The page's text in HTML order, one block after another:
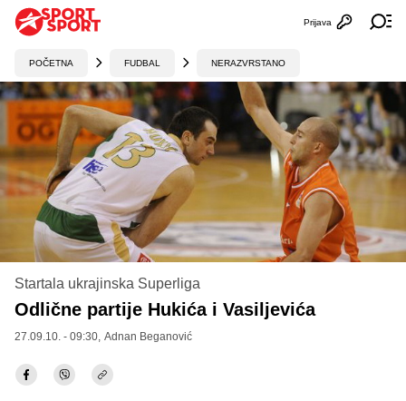
Otvori
Prijava
POČETNA FUDBAL NERAZVRSTANO
Startala ukrajinska Superliga
Odlične partije Hukića i Vasiljevića
27.09.10. - 09:30, Adnan Beganović